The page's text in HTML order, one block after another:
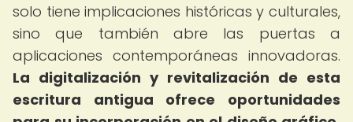
solo tiene implicaciones históricas y culturales,
sino que también abre las puertas a
aplicaciones contemporáneas innovadoras.
La digitalización y revitalización de esta
escritura antigua ofrece oportunidades